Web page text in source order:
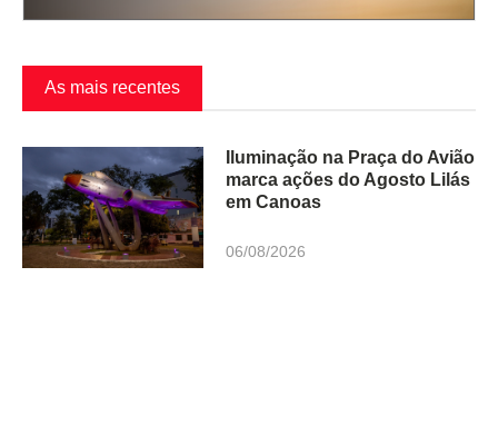
As mais recentes
Iluminação na Praça do Avião
marca ações do Agosto Lilás
em Canoas
06/08/2026